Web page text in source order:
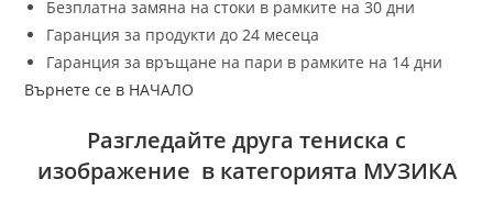
Безплатна замяна на стоки в рамките на 30 дни
Гаранция за продукти до 24 месеца
Гаранция за връщане на пари в рамките на 14 дни
Върнете се в НАЧАЛО
Разгледайте друга тениска с
изображение в категорията МУЗИКА